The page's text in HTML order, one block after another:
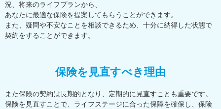
況、将来のライフプランから、
あなたに最適な保険を提案してもらうことができます。
また、疑問や不安なことを相談できるため、十分に納得した状態で
契約をすることができます。
保険を見直すべき理由
また保険の契約は長期的となり、定期的に見直すことも重要です。
保険を見直すことで、ライフステージに合った保障を確保し、保険